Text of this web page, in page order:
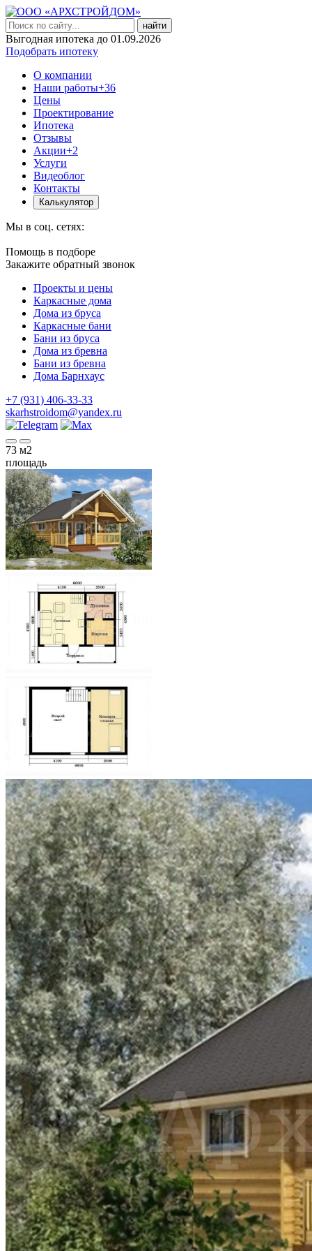
найти
Выгодная ипотека до 01.09.2026
Подобрать ипотеку
О компании
Наши работы+36
Цены
Проектирование
Ипотека
Отзывы
Акции+2
Услуги
Видеоблог
Контакты
Калькулятор
Мы в соц. сетях:
Помощь в подборе
Закажите обратный звонок
Проекты и цены
Каркасные дома
Дома из бруса
Каркасные бани
Бани из бруса
Дома из бревна
Бани из бревна
Дома Барнхаус
+7 (931) 406-33-33
skarhstroidom@yandex.ru
73 м2
площадь